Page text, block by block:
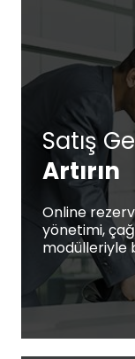
Satış
Artırın
Online
yönetimi,
modülleriyle